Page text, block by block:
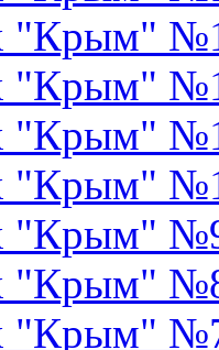
"Крым"
"Крым"
"Крым"
"Крым"
"Крым"
"Крым"
"Крым"